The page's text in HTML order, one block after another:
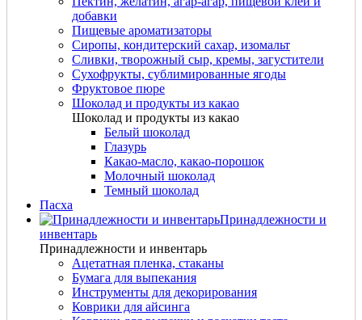
добавки
Пищевые ароматизаторы
Сиропы, кондитерский сахар, изомальт
Сливки, творожный сыр, кремы, загустители
Сухофрукты, сублимированные ягоды
Фруктовое пюре
Шоколад и продукты из какао
Шоколад и продукты из какао
Белый шоколад
Глазурь
Какао-масло, какао-порошок
Молочный шоколад
Темный шоколад
Пасха
Принадлежности и
инвентарь
Принадлежности и инвентарь
Ацетатная пленка, стаканы
Бумага для выпекания
Инструменты для декорирования
Коврики для айсинга